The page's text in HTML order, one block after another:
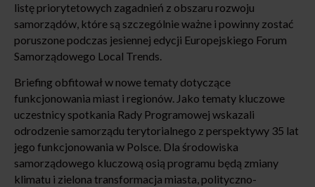
listę priorytetowych zagadnień z obszaru rozwoju
samorządów, które są szczególnie ważne i powinny zostać
poruszone podczas jesiennej edycji Europejskiego Forum
Samorządowego Local Trends.
Briefing obfitował w nowe tematy dotyczące
funkcjonowania miast i regionów. Jako tematy kluczowe
uczestnicy spotkania Rady Programowej wskazali
odrodzenie samorządu terytorialnego z perspektywy 35 lat
jego funkcjonowania w Polsce. Dla środowiska
samorządowego kluczową osią programu będą zmiany
klimatu i zielona transformacja miasta, polityczno-